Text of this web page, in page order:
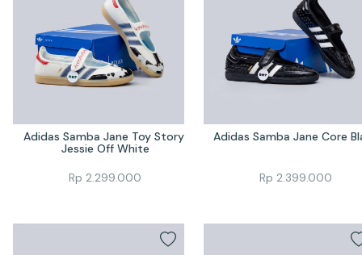
Adidas Samba Jane Toy Story
Jessie Off White
Rp 2.299.000
Adidas Samba Jane Core
Rp 2.399.000